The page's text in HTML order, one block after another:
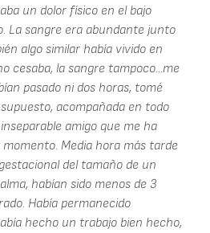
un dolor físico en el bajo
La sangre era abundante junto
algo similar había vivido en
cesaba, la sangre tampoco...me
pasado ni dos horas, tomé
acompañada en todo
amigo que me ha
Media hora más tarde
del tamaño de un
habían sido menos de 3
Había permanecido
hecho un trabajo bien hecho,